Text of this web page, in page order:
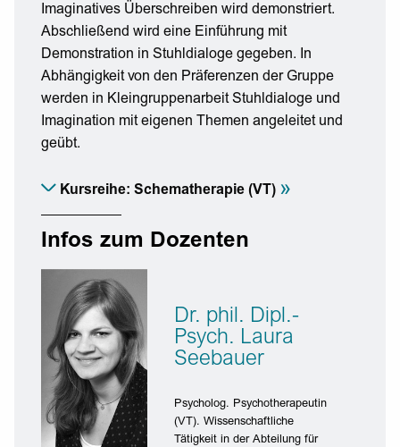
Imaginatives Überschreiben wird demonstriert.
Abschließend wird eine Einführung mit
Demonstration in Stuhldialoge gegeben. In
Abhängigkeit von den Präferenzen der Gruppe
werden in Kleingruppenarbeit Stuhldialoge und
Imagination mit eigenen Themen angeleitet und
geübt.
Kursreihe: Schematherapie (VT) »
Infos zum Dozenten
Dr. phil. Dipl.-
Psych. Laura
Seebauer
Psycholog. Psychotherapeutin
(VT). Wissenschaftliche
Tätigkeit in der Abteilung für